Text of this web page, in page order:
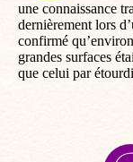
une connaissance
dernièrement lors
confirmé
grandes surfaces
que celui par